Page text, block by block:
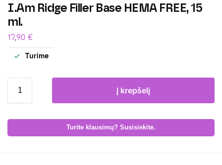
I.Am Ridge Filler Base HEMA FREE, 15
ml.
17,90 €
Turime
Į krepšelį
Turite klausimų? Susisiekite.